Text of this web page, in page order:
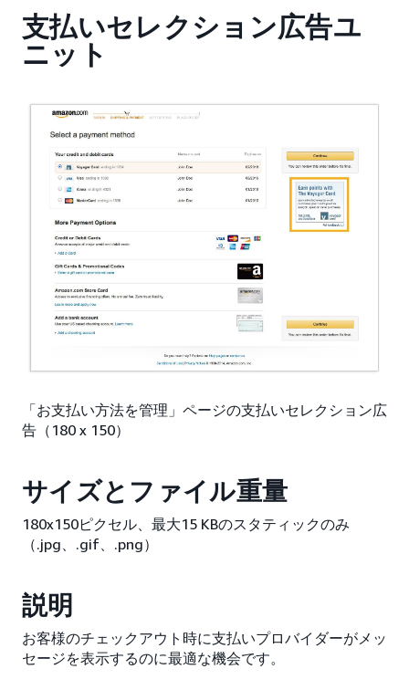
支払いセレクション広告ユ
ニット
「お支払い方法を管理」ページの支払いセレクション広
告（180 x 150）
サイズとファイル重量
180x150ピクセル、最大15 KBのスタティックのみ
（.jpg、.gif、.png）
説明
お客様のチェックアウト時に支払いプロバイダーがメッ
セージを表示するのに最適な機会です。